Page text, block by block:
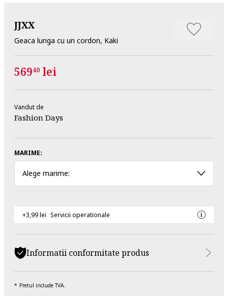
JJXX
Geaca lunga cu un cordon, Kaki
56940 lei
Vandut de
Fashion Days
MARIME:
Alege marime:
+3,99 lei Servicii operationale
Informatii conformitate produs
Pretul include TVA.